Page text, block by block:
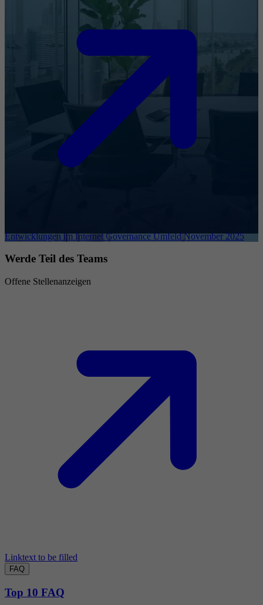
Entwicklungen im Internet Governance Umfeld November 2025
Werde Teil des Teams
Offene Stellenanzeigen
Linktext to be filled
FAQ
Top 10 FAQ